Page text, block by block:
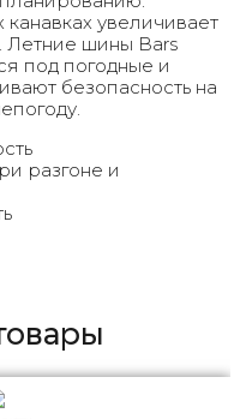
увеличивает
Летние шины Bars
под погодные и
безопасность на
разгоне и